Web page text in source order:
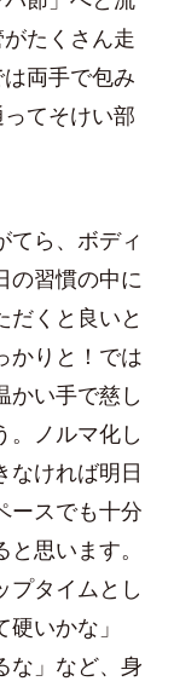
たくさん走
両手で包み
てそけい部
てら、ボディ
の習慣の中に
だくと良いと
かりと！では
かい手で慈し
。ノルマ化し
なければ明日
ースでも十分
思います。
プタイムとし
いかな」
な」など、身